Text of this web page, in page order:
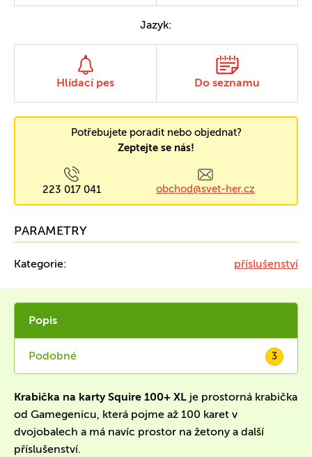
Jazyk:
Hlídací pes Do seznamu
Potřebujete poradit nebo objednat?
Zeptejte se nás!
223 017 041 obchod@svet-her.cz
PARAMETRY
Kategorie: příslušenství
Popis
Podobné 3
Krabička na karty Squire 100+ XL je prostorná krabička
od Gamegenicu, která pojme až 100 karet v
dvojobalech a má navíc prostor na žetony a další
příslušenství.